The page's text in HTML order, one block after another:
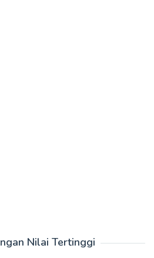
Nilai Tertinggi